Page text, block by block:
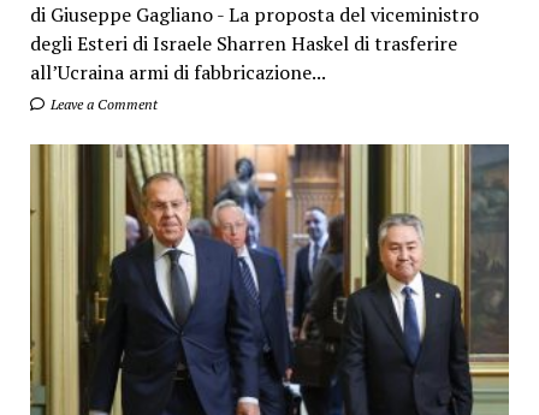
di Giuseppe Gagliano - La proposta del viceministro
degli Esteri di Israele Sharren Haskel di trasferire
all’Ucraina armi di fabbricazione...
Leave a Comment